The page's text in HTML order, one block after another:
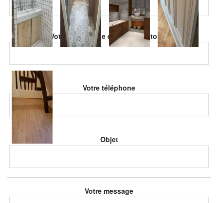
Veuillez laisser ce champ vide.
Votre adresse de email (obligatoire)
Votre téléphone
Objet
Votre message